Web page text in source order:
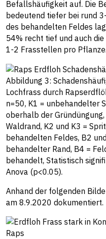
Befallshäufigkeit auf. Die
bedeutend tiefer bei rund
des behandelten Feldes
54% recht tief und auch
1-2 Frasstellen pro Pflanze.
Abbildung 3:
Lochfrass durch
n=50, K1 = unbehandelter
oberhalb der
Waldrand, K2 und K3 =
behandelten Feldes, B2
behandelter Rand, B4 =
behandelt, Statistisch
Anova (p<0.05).
Anhand der folgenden
am 8.9.2020 dokumentiert.